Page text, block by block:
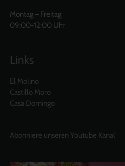
Montag – Freitag:
09:00-12:00 Uhr
Links
El Molino
Castillo Moro
Casa Domingo
Abonniere unseren Youtube Kanal